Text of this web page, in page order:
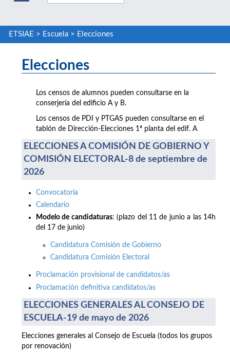
ETSIAE > Escuela> Elecciones
Elecciones
Los censos de alumnos pueden consultarse en la
conserjería del edificio A y B.
Los censos de PDI y PTGAS pueden consultarse en el
tablón de Dirección-Elecciones 1ª planta del edif. A
ELECCIONES A COMISIÓN DE GOBIERNO Y
COMISIÓN ELECTORAL-8 de septiembre de
2026
Convocatoria
Calendario
Modelo de candidaturas: (plazo del 11 de junio a las 14h
del 17 de junio)
Candidatura Comisión de Gobierno
Candidatura Comisión Electoral
Proclamación provisional de candidatos/as
Proclamación definitiva candidatos/as
ELECCIONES GENERALES AL CONSEJO DE
ESCUELA-19 de mayo de 2026
Elecciones generales al Consejo de Escuela (todos los grupos
por renovación)